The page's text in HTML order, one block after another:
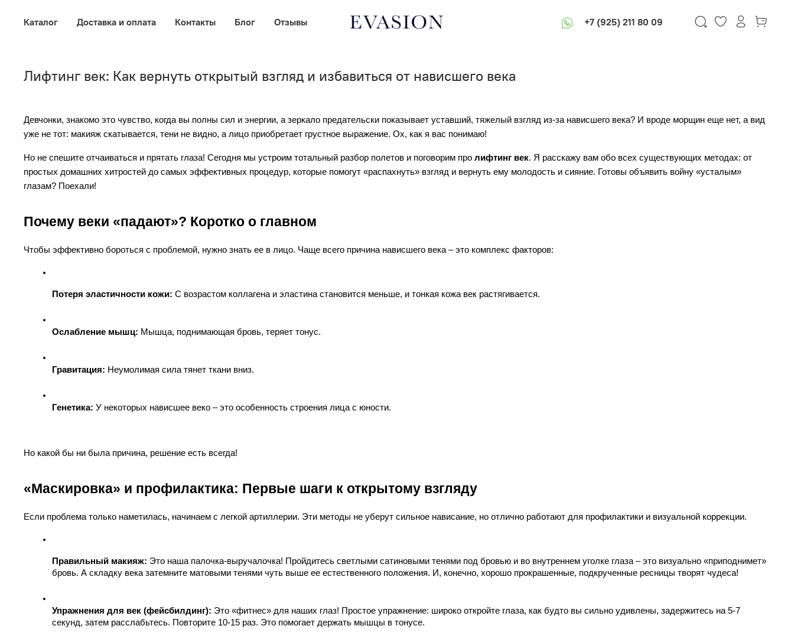
Каталог Доставка и оплата Контакты Блог Отзывы +7 (925) 211 80 09
Лифтинг век: Как вернуть открытый взгляд и избавиться от нависшего века
Девчонки, знакомо это чувство, когда вы полны сил и энергии, а зеркало предательски показывает уставший, тяжелый взгляд из-за нависшего века? И вроде морщин еще нет, а вид
уже не тот: макияж скатывается, тени не видно, а лицо приобретает грустное выражение. Ох, как я вас понимаю!
Но не спешите отчаиваться и прятать глаза! Сегодня мы устроим тотальный разбор полетов и поговорим про лифтинг век. Я расскажу вам обо всех существующих методах: от
простых домашних хитростей до самых эффективных процедур, которые помогут «распахнуть» взгляд и вернуть ему молодость и сияние. Готовы объявить войну «усталым»
глазам? Поехали!
Почему веки «падают»? Коротко о главном
Чтобы эффективно бороться с проблемой, нужно знать ее в лицо. Чаще всего причина нависшего века – это комплекс факторов:
Потеря эластичности кожи: С возрастом коллагена и эластина становится меньше, и тонкая кожа век растягивается.
Ослабление мышц: Мышца, поднимающая бровь, теряет тонус.
Гравитация: Неумолимая сила тянет ткани вниз.
Генетика: У некоторых нависшее веко – это особенность строения лица с юности.
Но какой бы ни была причина, решение есть всегда!
«Маскировка» и профилактика: Первые шаги к открытому взгляду
Если проблема только наметилась, начинаем с легкой артиллерии. Эти методы не уберут сильное нависание, но отлично работают для профилактики и визуальной коррекции.
Правильный макияж: Это наша палочка-выручалочка! Пройдитесь светлыми сатиновыми тенями под бровью и во внутреннем уголке глаза – это визуально «приподнимет»
бровь. А складку века затемните матовыми тенями чуть выше ее естественного положения. И, конечно, хорошо прокрашенные, подкрученные ресницы творят чудеса!
Упражнения для век (фейсбилдинг): Это «фитнес» для наших глаз! Простое упражнение: широко откройте глаза, как будто вы сильно удивлены, задержитесь на 5-7
секунд, затем расслабьтесь. Повторите 10-15 раз. Это помогает держать мышцы в тонусе.